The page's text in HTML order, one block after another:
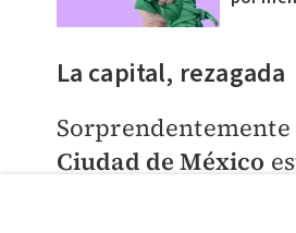
La capital, rezagada
Sorprendentemente
Ciudad de México